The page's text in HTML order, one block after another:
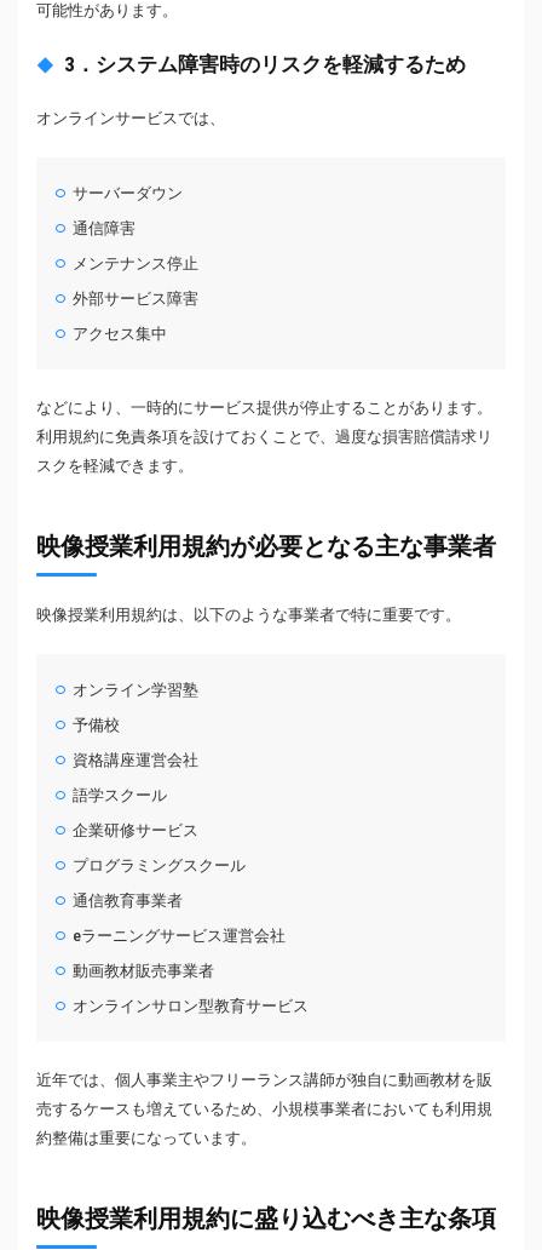
可能性があります。
3．システム障害時のリスクを軽減するため
オンラインサービスでは、
サーバーダウン
通信障害
メンテナンス停止
外部サービス障害
アクセス集中
などにより、一時的にサービス提供が停止することがあります。
利用規約に免責条項を設けておくことで、過度な損害賠償請求リ
スクを軽減できます。
映像授業利用規約が必要となる主な事業者
映像授業利用規約は、以下のような事業者で特に重要です。
オンライン学習塾
予備校
資格講座運営会社
語学スクール
企業研修サービス
プログラミングスクール
通信教育事業者
eラーニングサービス運営会社
動画教材販売事業者
オンラインサロン型教育サービス
近年では、個人事業主やフリーランス講師が独自に動画教材を販
売するケースも増えているため、小規模事業者においても利用規
約整備は重要になっています。
映像授業利用規約に盛り込むべき主な条項